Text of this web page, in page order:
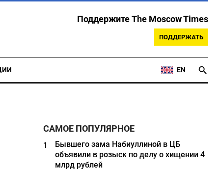
Поддержите The Moscow Times
ПОДДЕРЖАТЬ
EN
САМОЕ ПОПУЛЯРНОЕ
1
Бывшего зама Набиуллиной в ЦБ
объявили в розыск по делу о хищении 4
млрд рублей